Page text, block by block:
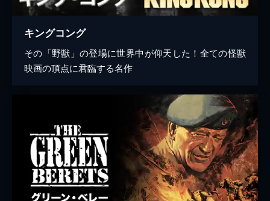
キングコング
その「野獣」の登場に世界中が仰天した！全ての怪獣
映画の頂点に君臨する名作